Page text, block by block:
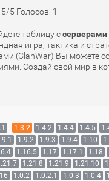
5/5 Голосов: 1
таблицу с
игра, тактика и
(ClanWar) Вы можете
Создай свой мир в
1.3.2 1.4.2 1.4.4 1.4.5
1.9.2 1.9.3 1.9.4 1.10
1.16.5 1.17 1.17.1 1.18
1.21.8 1.21.9 1.21.10
1.0.2 1.0.2.1 1.0.3 1.0.4